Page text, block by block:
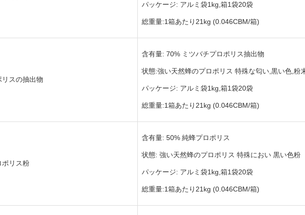
パッケージ: アルミ袋1kg,箱1袋20袋
総重量:1箱あたり21kg (0.046CBM/箱)
スの抽出物
含有量: 70% ミツバチプロポリス抽出物
状態:強い天然蜂のプロポリス 特殊な匂い,黒い色,粉
パッケージ: アルミ袋1kg,箱1袋20袋
総重量:1箱あたり21kg (0.046CBM/箱)
ポリス粉
含有量: 50% 純蜂プロポリス
状態: 強い天然蜂のプロポリス 特殊におい 黒い色粉
パッケージ: アルミ袋1kg,箱1袋20袋
総重量:1箱あたり21kg (0.046CBM/箱)